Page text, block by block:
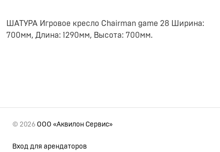
ШАТУРА Игровое кресло Chairman game 28 Ширина:
700мм, Длина: 1290мм, Высота: 700мм.
© 2026 ООО «Аквилон Сервис»
Вход для арендаторов